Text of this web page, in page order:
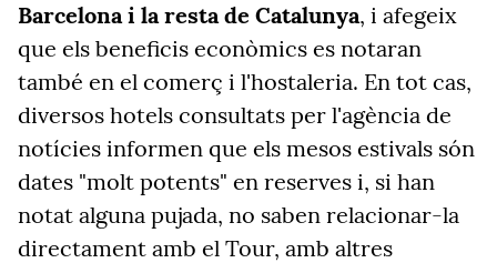
Barcelona i la resta de Catalunya, i afegeix
que els beneficis econòmics es notaran
també en el comerç i l'hostaleria. En tot cas,
diversos hotels consultats per l'agència de
notícies informen que els mesos estivals són
dates "molt potents" en reserves i, si han
notat alguna pujada, no saben relacionar-la
directament amb el Tour, amb altres